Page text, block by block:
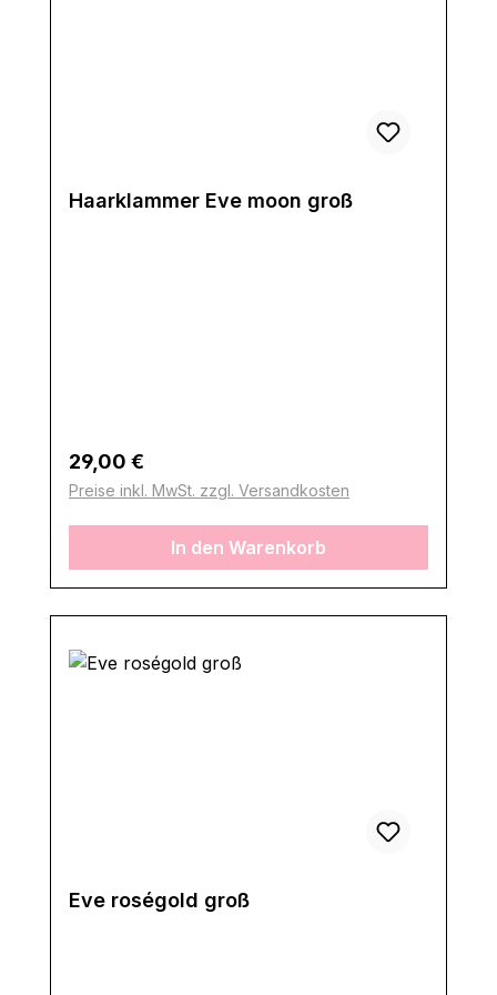
Haarklammer Eve moon groß
Regulärer Preis:
29,00 €
Preise inkl. MwSt. zzgl. Versandkosten
In den Warenkorb
Eve roségold groß